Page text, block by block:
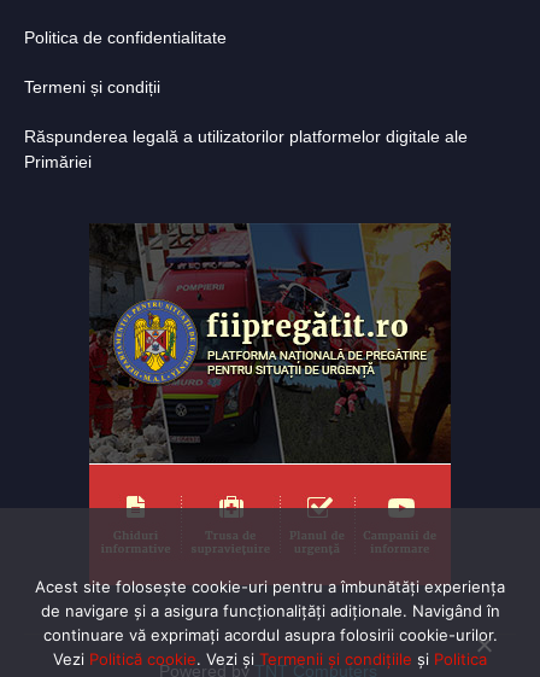
Politica de confidentialitate
Termeni și condiții
Răspunderea legală a utilizatorilor platformelor digitale ale
Primăriei
Powered byTNT Computers
Acest site folosește cookie-uri pentru a îmbunătăți experiența
de navigare și a asigura funcționalițăți adiționale. Navigând în
continuare vă exprimaţi acordul asupra folosirii cookie-urilor.
Vezi Politică cookie. Vezi și Termenii și condițiile și Politica